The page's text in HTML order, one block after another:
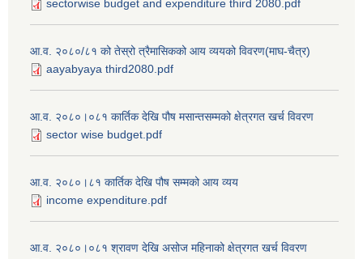
sectorwise budget and expenditure third 2080.pdf
आ.व. २०८०/८१ को तेस्रो त्रैमासिकको आय व्ययको विवरण(माघ-चैत्र)
aayabyaya third2080.pdf
आ.व. २०८०।०८१ कार्तिक देखि पौष मसान्तसम्मको क्षेत्रगत खर्च विवरण
sector wise budget.pdf
आ.व. २०८०।८१ कार्तिक देखि पौष सम्मको आय व्यय
income expenditure.pdf
आ.व. २०८०।०८१ श्रावण देखि असोज महिनाको क्षेत्रगत खर्च विवरण